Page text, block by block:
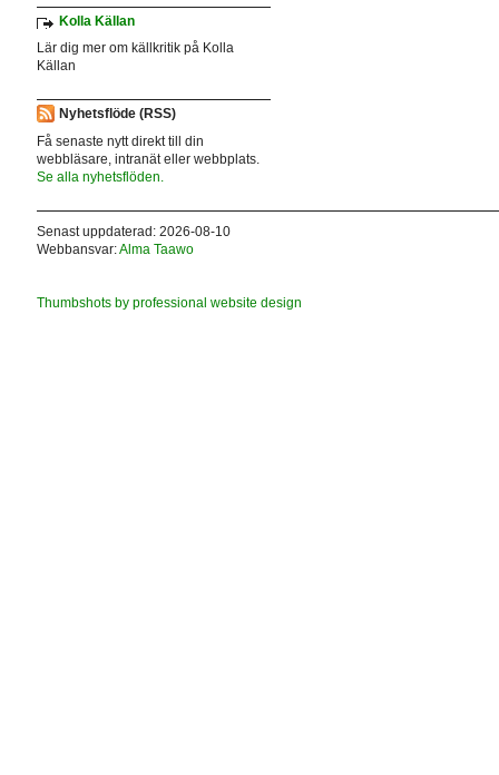
Kolla Källan
Lär dig mer om källkritik på Kolla
Källan
Nyhetsflöde (RSS)
Få senaste nytt direkt till din
webbläsare, intranät eller webbplats.
Se alla nyhetsflöden.
Senast uppdaterad: 2026-08-10
Webbansvar:Alma Taawo
Thumbshots by professional website design